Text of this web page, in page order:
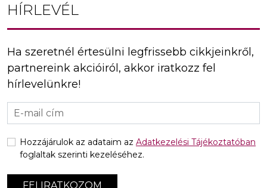
HÍRLEVÉL
Ha szeretnél értesülni legfrissebb cikkjeinkről,
partnereink akcióiról, akkor iratkozz fel
hírlevelünkre!
FELIRATKOZOM
Hozzájárulok az adataim az Adatkezelési Tájékoztatóban
foglaltak szerinti kezeléséhez.